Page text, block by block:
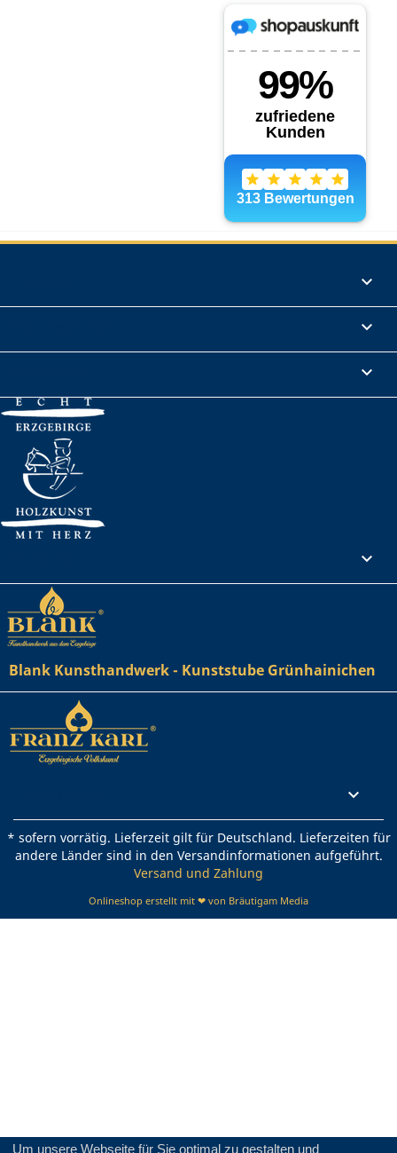
Um unsere Webseite für Sie optimal zu gestalten und




Blank Kunsthandwerk - Kunststube Grünhainichen

* sofern vorrätig. Lieferzeit gilt für Deutschland. Lieferzeiten für
andere Länder sind in den Versandinformationen aufgeführt.
Versand und Zahlung
Onlineshop erstellt mit ❤ von Bräutigam Media